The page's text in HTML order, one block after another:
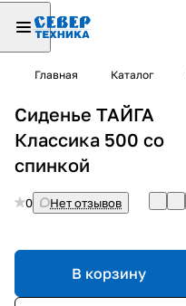
Главная Каталог
Сиденье ТАЙГА
Классика 500 со
спинкой
0 Нет отзывов
В корзину